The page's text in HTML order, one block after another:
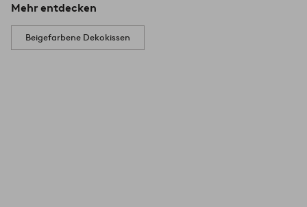
Mehr entdecken
Beigefarbene Dekokissen